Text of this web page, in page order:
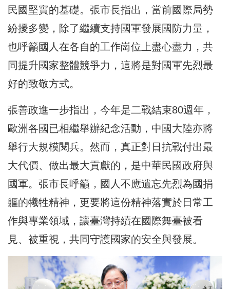
民國堅實的基礎。張市長指出，當前國際局勢
紛擾多變，除了繼續支持國軍發展國防力量，
也呼籲國人在各自的工作崗位上盡心盡力，共
同提升國家整體競爭力，這將是對國軍先烈最
好的致敬方式。
張善政進一步指出，今年是二戰結束80週年，
歐洲各國已相繼舉辦紀念活動，中國大陸亦將
舉行大規模閱兵。然而，真正對日抗戰付出最
大代價、做出最大貢獻的，是中華民國政府與
國軍。張市長呼籲，國人不應遺忘先烈為國捐
軀的犧牲精神，更要將這份精神落實於日常工
作與專業領域，讓臺灣持續在國際舞臺被看
見、被重視，共同守護國家的安全與發展。